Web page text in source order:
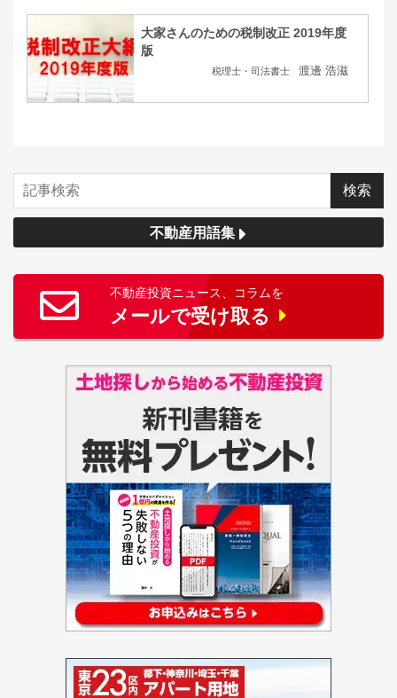
大家さんのための税制改正 2019年度
版
税理士・司法書士 渡邊 浩滋
不動産用語集
不動産投資ニュース、コラムを
メールで受け取る